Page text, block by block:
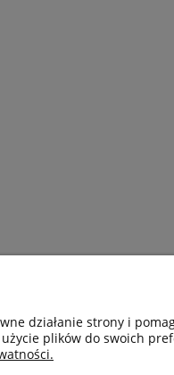
działanie strony i
plików do swoich